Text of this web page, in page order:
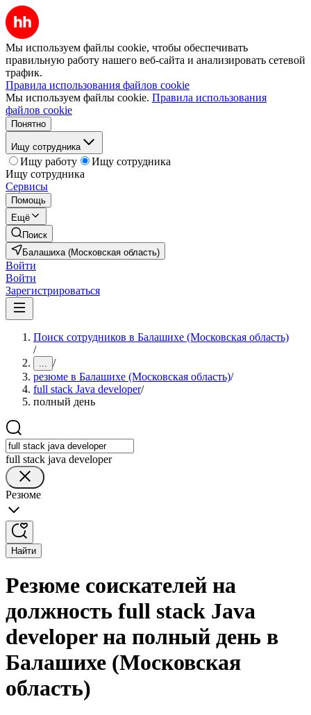
Мы используем файлы cookie, чтобы обеспечивать
правильную работу нашего веб-сайта и анализировать сетевой
трафик.
Правила использования файлов cookie
Мы используем файлы cookie. Правила использования
файлов cookie
Понятно
Ищу сотрудника
Ищу работу
Ищу сотрудника
Ищу сотрудника
Сервисы
Помощь
Ещё
Поиск
Балашиха (Московская область)
Войти
Войти
Зарегистрироваться
Поиск сотрудников в Балашихе (Московская область)
/
... /
резюме в Балашихе (Московская область)/
full stack Java developer/
полный день
full stack java developer
Резюме
Найти
Резюме соискателей на
должность full stack Java
developer на полный день в
Балашихе (Московская
область)